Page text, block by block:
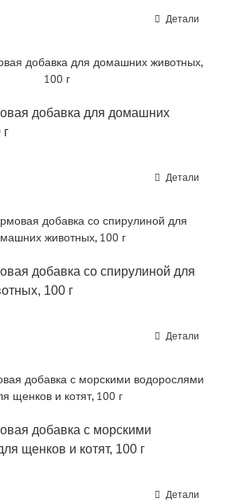
Детали
добавка для домашних
Детали
добавка со спирулиной для
100 г
Детали
добавка с морскими
щенков и котят, 100 г
Детали